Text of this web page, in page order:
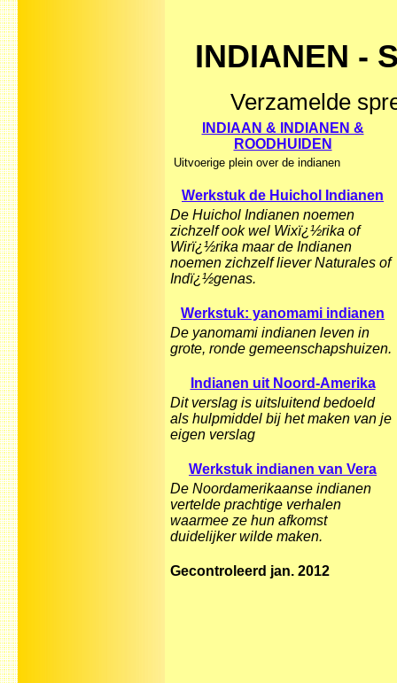
INDIANEN -
Verzamelde
INDIAAN & INDIANEN &
ROODHUIDEN
Uitvoerige plein over de indianen
Werkstuk de Huichol Indianen
De Huichol Indianen noemen
zichzelf ook wel Wixï¿½rika of
Wirï¿½rika maar de Indianen
noemen zichzelf liever Naturales of
Indï¿½genas.
Werkstuk: yanomami indianen
De yanomami indianen leven in
grote, ronde gemeenschapshuizen.
Indianen uit Noord-Amerika
Dit verslag is uitsluitend bedoeld
als hulpmiddel bij het maken van je
eigen verslag
Werkstuk indianen van Vera
De Noordamerikaanse indianen
vertelde prachtige verhalen
waarmee ze hun afkomst
duidelijker wilde maken.
Gecontroleerd jan. 2012